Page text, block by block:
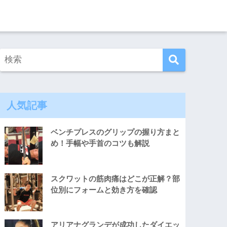
人気記事
ベンチプレスのグリップの握り方まと
め！手幅や手首のコツも解説
スクワットの筋肉痛はどこが正解？部
位別にフォームと効き方を確認
アリアナグランデが成功したダイエッ